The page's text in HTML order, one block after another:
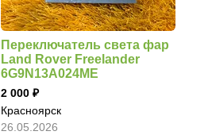
Переключатель света фар
Land Rover Freelander
6G9N13A024ME
2 000
Красноярск
26.05.2026